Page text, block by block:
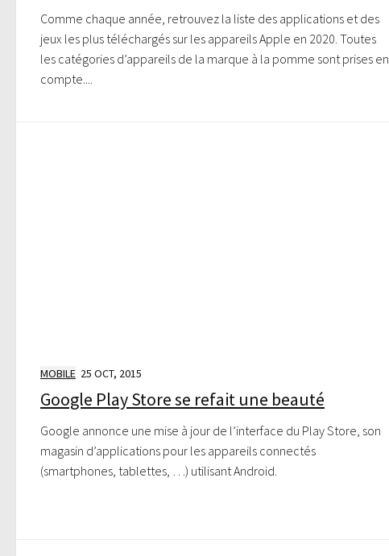
Comme chaque année, retrouvez la liste des applications et des
jeux les plus téléchargés sur les appareils Apple en 2020. Toutes
les catégories d’appareils de la marque à la pomme sont prises en
compte....
MOBILE 25 OCT, 2015
Google Play Store se refait une beauté
Google annonce une mise à jour de l’interface du Play Store, son
magasin d’applications pour les appareils connectés
(smartphones, tablettes, …) utilisant Android.